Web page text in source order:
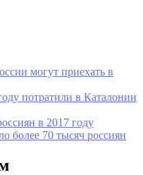
могут приехать в
потратили в Каталонии
в 2017 году
более 70 тысяч россиян